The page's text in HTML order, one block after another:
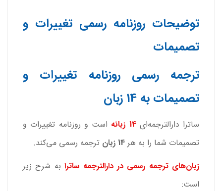
توضیحات روزنامه رسمی تغییرات و
تصمیمات
ترجمه رسمی روزنامه تغییرات و
تصمیمات به 14 زبان
ساترا دارالترجمه‌ای 14 زبانه
است و روزنامه تغییرات و
تصمیمات شما را به هر
ترجمه رسمی می‌کند.
زبان‌های ترجمه رسمی در دارالترجمه ساترابه شرح زیر
است: